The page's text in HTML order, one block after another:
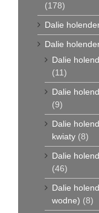
(178)
Dalie
Dalie
Dalie
(11)
Dalie
(9)
Dalie
kwiaty (8)
Dalie
(46)
Dalie
wodne) (8)